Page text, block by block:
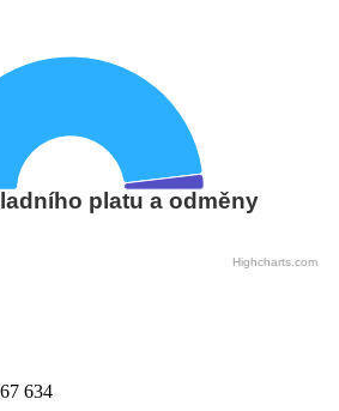
platu a odměny
Highcharts.com
634